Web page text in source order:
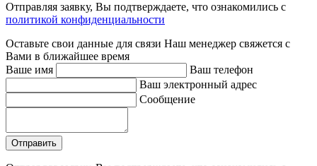
Отправляя заявку, Вы подтверждаете, что ознакомились с
политикой конфиденциальности
Оставьте свои данные для связи Наш менеджер свяжется с
Вами в ближайшее время
Ваше имя
Ваш телефон
Ваш электронный адрес
Сообщение